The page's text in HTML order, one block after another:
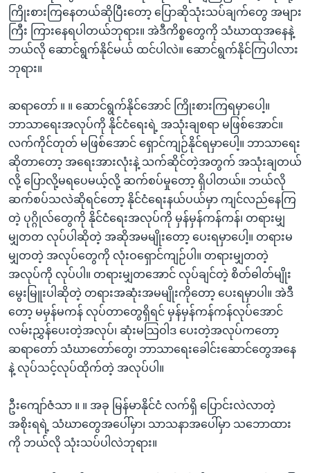
ကြိုးစားကြနေတယ်ဆိုပြီးတော့ ပြောဆိုသုံးသပ်ချက်တွေ အများ
ကြီး ကြားနေရပါတယ်ဘုရား။ အဲဒီကိစ္စတွေကို သံဃာထုအနေနဲ့
ဘယ်လို ဆောင်ရွက်နိုင်မယ် ထင်ပါလဲ။ ဆောင်ရွက်နိုင်ကြပါလား
ဘုရား။
ဆရာတော် ။ ။ ဆောင်ရွက်နိုင်အောင် ကြိုးစားကြရမှာပေါ့။
ဘာသာရေးအလုပ်ကို နိုင်ငံရေးရဲ့ အသုံးချစရာ မဖြစ်အောင်။
လက်ကိုင်တုတ် မဖြစ်အောင် ရှောင်ကျဉ်နိုင်ရမှာပေါ့။ ဘာသာရေး
ဆိုတာတော့ အရေးအားလုံးနဲ့ သက်ဆိုင်တဲ့အတွက် အသုံးချတယ်
လို့ ပြောလို့မရပေမယ့်လို့ ဆက်စပ်မှုတော့ ရှိပါတယ်။ ဘယ်လို
ဆက်စပ်သလဲဆိုရင်တော့ နိုင်ငံရေးနယ်ပယ်မှာ ကျင်လည်နေကြ
တဲ့ ပုဂ္ဂိုလ်တွေကို နိုင်ငံရေးအလုပ်ကို မှန်မှန်ကန်ကန်၊ တရားမျှ
မျှတတ လုပ်ပါဆိုတဲ့ အဆိုအမမျိုးတော့ ပေးရမှာပေါ့။ တရားမ
မျှတတဲ့ အလုပ်တွေကို လုံးဝရှောင်ကျဉ်ပါ။ တရားမျှတတဲ့
အလုပ်ကို လုပ်ပါ။ တရားမျှတအောင် လုပ်ချင်တဲ့ စိတ်ဓါတ်မျိုး
မွေးမြူးပါဆိုတဲ့ တရားအဆုံးအမမျိုးကိုတော့ ပေးရမှာပါ။ အဲဒီ
တော့ မမှန်မကန် လုပ်တာတွေရှိရင် မှန်မှန်ကန်ကန်လုပ်အောင်
လမ်းညွှန်ပေးတဲ့အလုပ်၊ ဆုံးမသြဝါဒ ပေးတဲ့အလုပ်ကတော့
ဆရာတော် သံဃာတော်တွေ၊ ဘာသာရေးခေါင်းဆောင်တွေအနေ
နဲ့ လုပ်သင့်လုပ်ထိုက်တဲ့ အလုပ်ပါ။
ဦးကျော်ဇံသာ ။ ။ အခု မြန်မာနိုင်ငံ လက်ရှိ ပြောင်းလဲလာတဲ့
အစိုးရရဲ့ သံဃာတွေအပေါ်မှာ၊ သာသနာအပေါ်မှာ သဘောထား
ကို ဘယ်လို သုံးသပ်ပါလဲဘုရား။